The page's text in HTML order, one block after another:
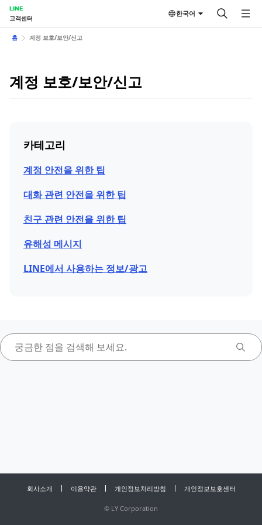
LINE
고객센터
한국어
홈 계정 보호/보안/신고
계정 보호/보안/신고
카테고리
계정 안전을 위한 팁
대화 관련 안전을 위한 팁
친구 관련 안전을 위한 팁
유해성 메시지
LINE에서 사용하는 정보/광고
회사소개 이용약관 개인정보처리방침 개인정보보호센터
© LY Corporation